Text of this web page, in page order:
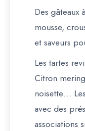
Des gâteaux
mousse,
et saveurs
Les tartes
Citron
noisette…
avec des
associations